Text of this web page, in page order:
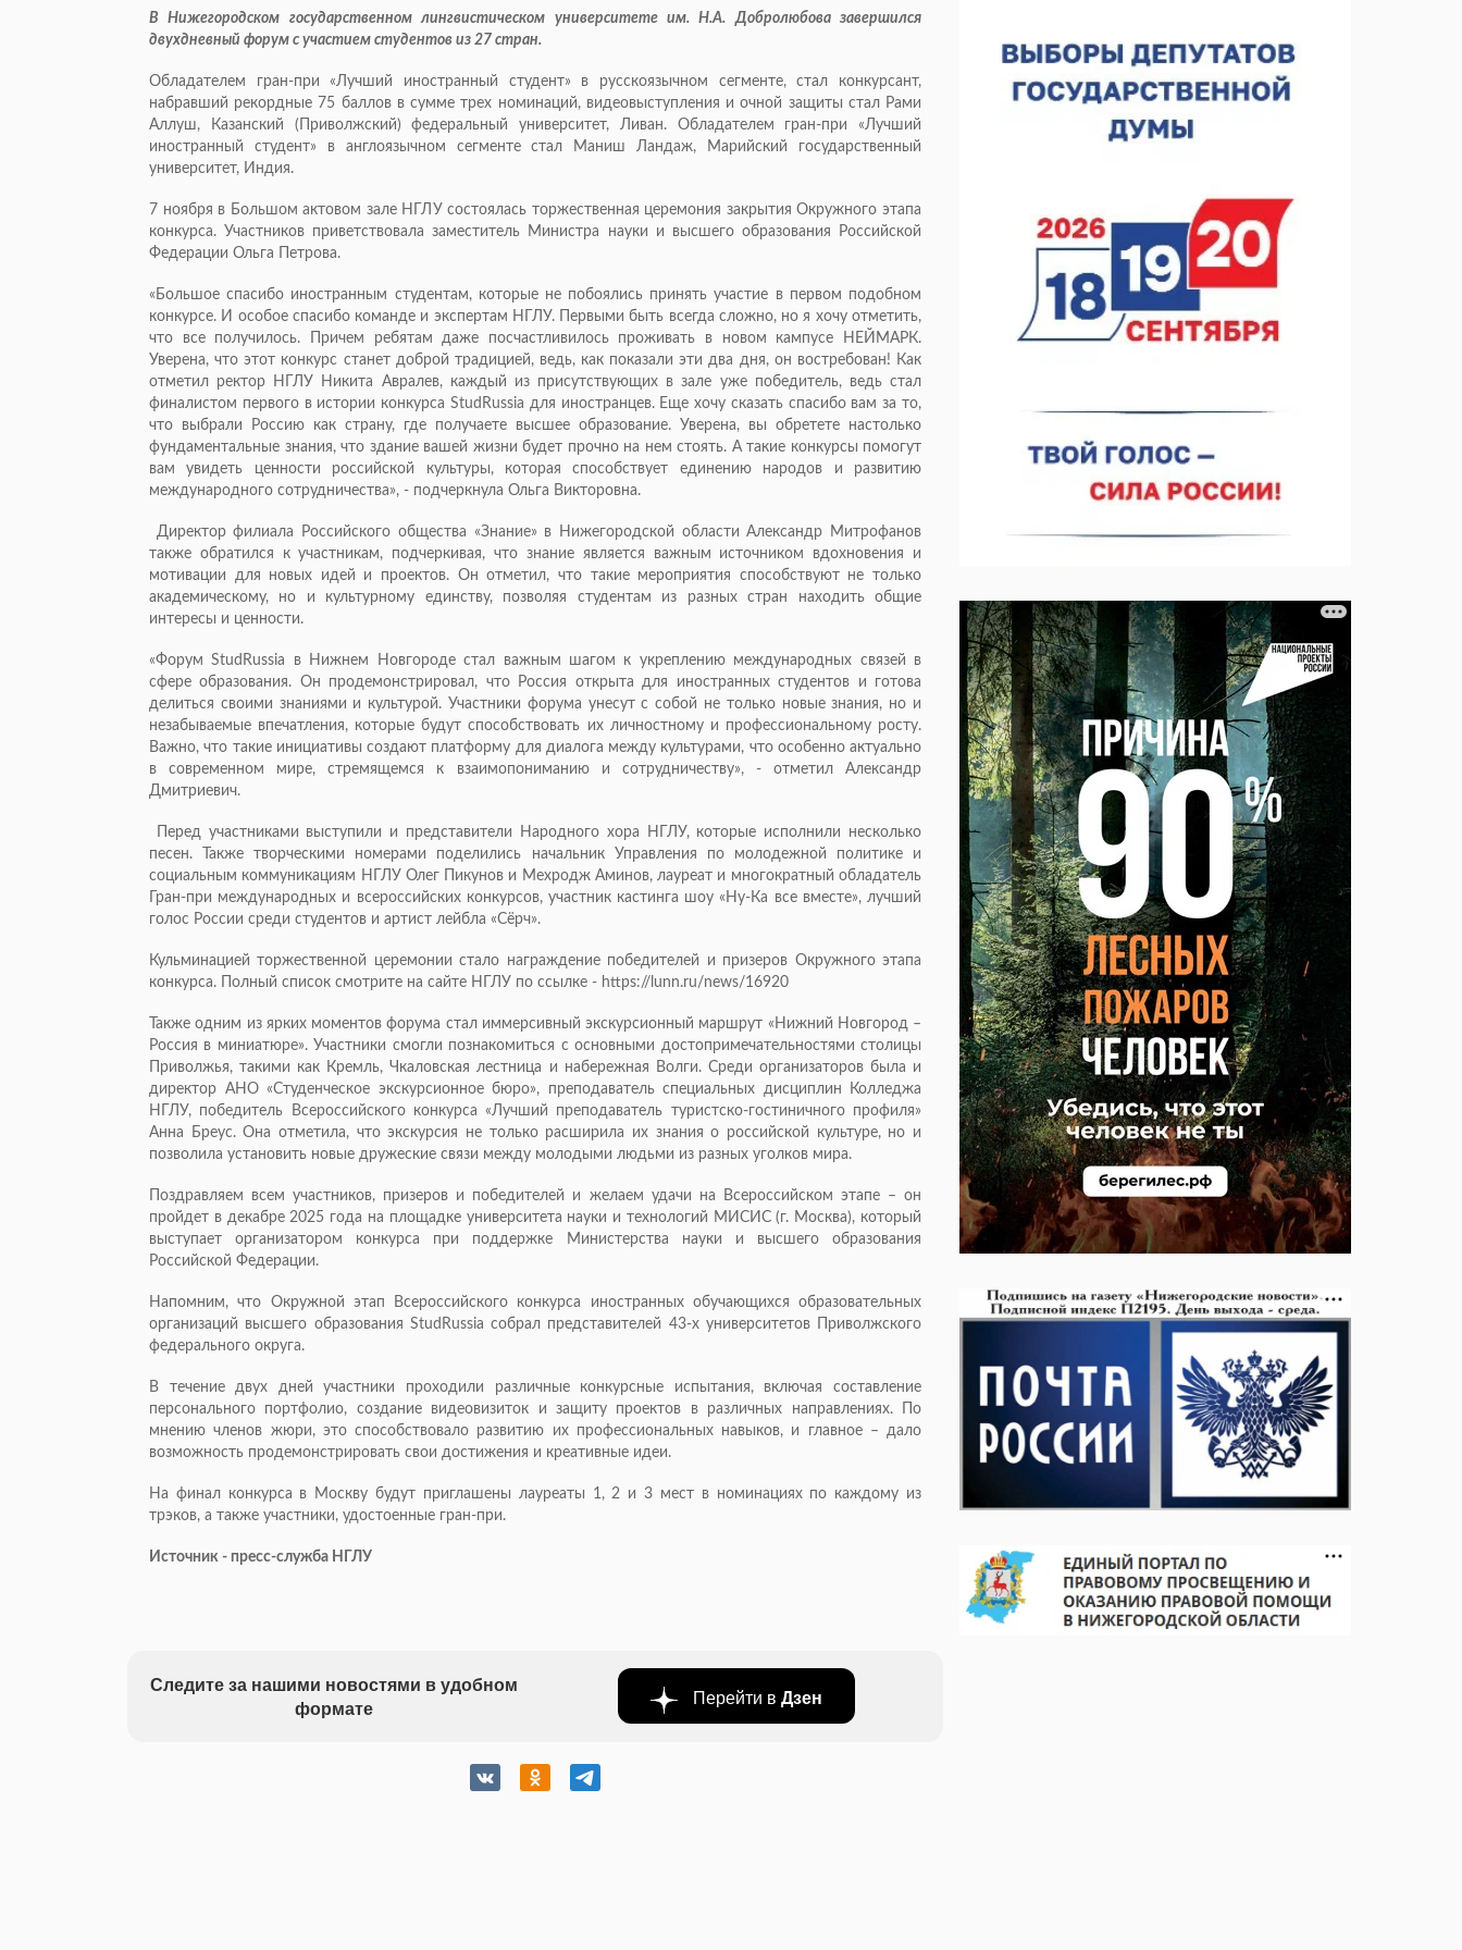
В Нижегородском государственном лингвистическом университете им. Н.А. Добролюбова завершился
двухдневный форум с участием студентов из 27 стран.
Обладателем гран-при «Лучший иностранный студент» в русскоязычном сегменте, стал конкурсант,
набравший рекордные 75 баллов в сумме трех номинаций, видеовыступления и очной защиты стал Рами
Аллуш, Казанский (Приволжский) федеральный университет, Ливан. Обладателем гран-при «Лучший
иностранный студент» в англоязычном сегменте стал Маниш Ландаж, Марийский государственный
университет, Индия.
7 ноября в Большом актовом зале НГЛУ состоялась торжественная церемония закрытия Окружного этапа
конкурса. Участников приветствовала заместитель Министра науки и высшего образования Российской
Федерации Ольга Петрова.
«Большое спасибо иностранным студентам, которые не побоялись принять участие в первом подобном
конкурсе. И особое спасибо команде и экспертам НГЛУ. Первыми быть всегда сложно, но я хочу отметить,
что все получилось. Причем ребятам даже посчастливилось проживать в новом кампусе НЕЙМАРК.
Уверена, что этот конкурс станет доброй традицией, ведь, как показали эти два дня, он востребован! Как
отметил ректор НГЛУ Никита Авралев, каждый из присутствующих в зале уже победитель, ведь стал
финалистом первого в истории конкурса StudRussia для иностранцев. Еще хочу сказать спасибо вам за то,
что выбрали Россию как страну, где получаете высшее образование. Уверена, вы обретете настолько
фундаментальные знания, что здание вашей жизни будет прочно на нем стоять. А такие конкурсы помогут
вам увидеть ценности российской культуры, которая способствует единению народов и развитию
международного сотрудничества», - подчеркнула Ольга Викторовна.
Директор филиала Российского общества «Знание» в Нижегородской области Александр Митрофанов
также обратился к участникам, подчеркивая, что знание является важным источником вдохновения и
мотивации для новых идей и проектов. Он отметил, что такие мероприятия способствуют не только
академическому, но и культурному единству, позволяя студентам из разных стран находить общие
интересы и ценности.
«Форум StudRussia в Нижнем Новгороде стал важным шагом к укреплению международных связей в
сфере образования. Он продемонстрировал, что Россия открыта для иностранных студентов и готова
делиться своими знаниями и культурой. Участники форума унесут с собой не только новые знания, но и
незабываемые впечатления, которые будут способствовать их личностному и профессиональному росту.
Важно, что такие инициативы создают платформу для диалога между культурами, что особенно актуально
в современном мире, стремящемся к взаимопониманию и сотрудничеству», - отметил Александр
Дмитриевич.
Перед участниками выступили и представители Народного хора НГЛУ, которые исполнили несколько
песен. Также творческими номерами поделились начальник Управления по молодежной политике и
социальным коммуникациям НГЛУ Олег Пикунов и Мехродж Аминов, лауреат и многократный обладатель
Гран-при международных и всероссийских конкурсов, участник кастинга шоу «Ну-Ка все вместе», лучший
голос России среди студентов и артист лейбла «Сёрч».
Кульминацией торжественной церемонии стало награждение победителей и призеров Окружного этапа
конкурса. Полный список смотрите на сайте НГЛУ по ссылке - https://lunn.ru/news/16920
Также одним из ярких моментов форума стал иммерсивный экскурсионный маршрут «Нижний Новгород –
Россия в миниатюре». Участники смогли познакомиться с основными достопримечательностями столицы
Приволжья, такими как Кремль, Чкаловская лестница и набережная Волги. Среди организаторов была и
директор АНО «Студенческое экскурсионное бюро», преподаватель специальных дисциплин Колледжа
НГЛУ, победитель Всероссийского конкурса «Лучший преподаватель туристско-гостиничного профиля»
Анна Бреус. Она отметила, что экскурсия не только расширила их знания о российской культуре, но и
позволила установить новые дружеские связи между молодыми людьми из разных уголков мира.
Поздравляем всем участников, призеров и победителей и желаем удачи на Всероссийском этапе – он
пройдет в декабре 2025 года на площадке университета науки и технологий МИСИС (г. Москва), который
выступает организатором конкурса при поддержке Министерства науки и высшего образования
Российской Федерации.
Напомним, что Окружной этап Всероссийского конкурса иностранных обучающихся образовательных
организаций высшего образования StudRussia собрал представителей 43-х университетов Приволжского
федерального округа.
В течение двух дней участники проходили различные конкурсные испытания, включая составление
персонального портфолио, создание видеовизиток и защиту проектов в различных направлениях. По
мнению членов жюри, это способствовало развитию их профессиональных навыков, и главное – дало
возможность продемонстрировать свои достижения и креативные идеи.
На финал конкурса в Москву будут приглашены лауреаты 1, 2 и 3 мест в номинациях по каждому из
трэков, а также участники, удостоенные гран-при.
Источник - пресс-служба НГЛУ
Следите за нашими новостями в удобном
формате
Перейти в Дзен
07.08.2026 12:15
В Нижнем Новгороде прошло совещание
Росгвардии
07.08.2026 12:04
Кратковременные перерывы вещания
телерадиопрограмм ожидаются в Нижнем
Новгороде до 16 августа в связи с покраской
телебашни
07.08.2026 11:20